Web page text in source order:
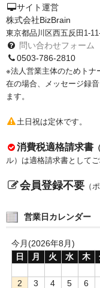
サイト運営
株式会社BizBrain
東京都品川区西五反田1-
問い合わせフォーム
0503-786-2810
※法人営業主体のためトナ
在の場合、メッセージ録
ます。
土日祝は定休です。
消費税適格請求書
ル）は適格請求書として
会員登録不要 （
営業日カレンダー
今月(2026年8月)
日
月 火 水 木
2
3 4 5 6